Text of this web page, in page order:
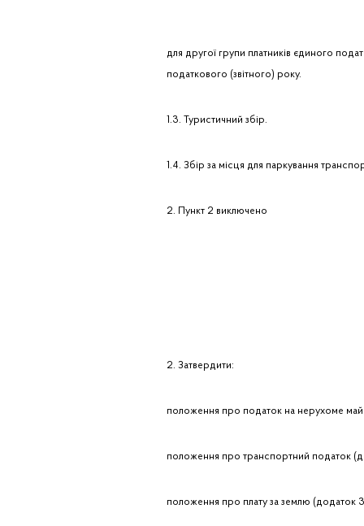
для другої групи платників єдиного
податкового (звітного) року.
1.3. Туристичний збір.
1.4. Збір за місця для паркування
2. Пункт 2 виключено
2. Затвердити:
положення про податок на нерухоме
положення про транспортний податок
положення про плату за землю (додаток